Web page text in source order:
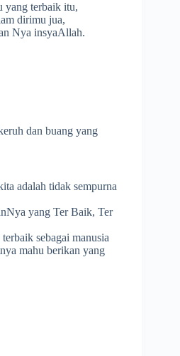
yang terbaik itu,
dirimu jua,
Nya insyaAllah.
dan buang yang
adalah tidak sempurna
yang Ter Baik, Ter
sebagai manusia
mahu berikan yang